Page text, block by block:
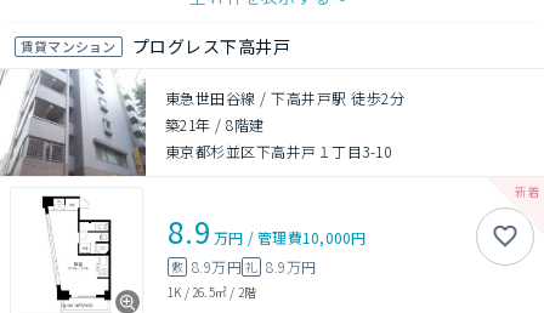
賃貸マンション プログレス下高井戸
東急世田谷線 / 下高井戸駅 徒歩2分
築21年 /8階建
東京都杉並区下高井戸１丁目3-10
8.9 万円 /管理費10,000円
敷 8.9万円礼 8.9万円
1K / 26.5㎡ / 2階